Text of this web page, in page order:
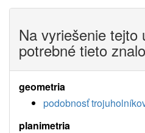
Na vyriešenie tejto
potrebné tieto
geometria
podobnosť
planimetria